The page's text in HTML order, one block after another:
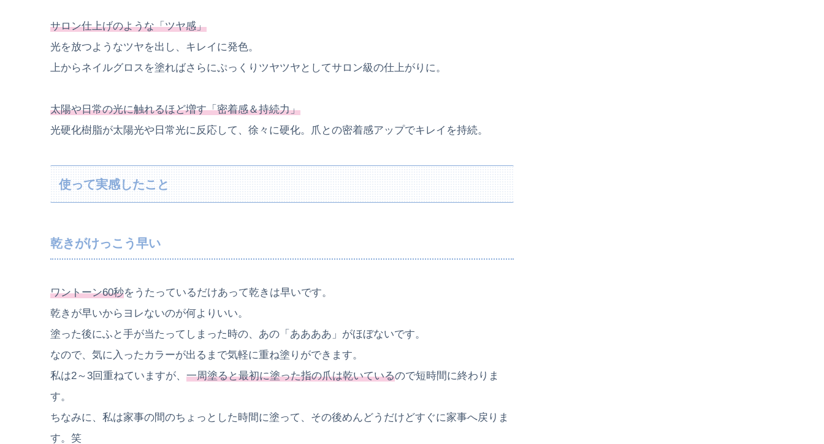
サロン仕上げのような「ツヤ感」
光を放つようなツヤを出し、キレイに発色。
上からネイルグロスを塗ればさらにぷっくりツヤツヤとしてサロン級の仕上がりに。
太陽や日常の光に触れるほど増す「密着感＆持続力」
光硬化樹脂が太陽光や日常光に反応して、徐々に硬化。爪との密着感アップでキレイを持続。
使って実感したこと
乾きがけっこう早い
ワントーン60秒をうたっているだけあって乾きは早いです。
乾きが早いからヨレないのが何よりいい。
塗った後にふと手が当たってしまった時の、あの「ああああ」がほぼないです。
なので、気に入ったカラーが出るまで気軽に重ね塗りができます。
私は2～3回重ねていますが、 一周塗ると最初に塗った指の爪は乾いているので短時間に終わりま
す。
ちなみに、私は家事の間のちょっとした時間に塗って、その後めんどうだけどすぐに家事へ戻りま
す。笑